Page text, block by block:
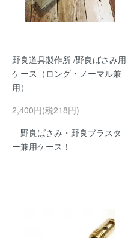
野良道具製作所 /野良ばさみ用
ケース（ロング・ノーマル兼
用）
2,400円(税218円)
野良ばさみ・野良ブラスタ
ー兼用ケース！